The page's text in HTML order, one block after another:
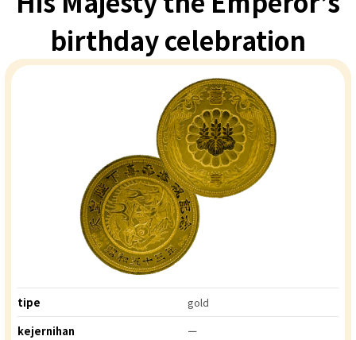
birthday celebration
tipe
gold
kejernihan
ー